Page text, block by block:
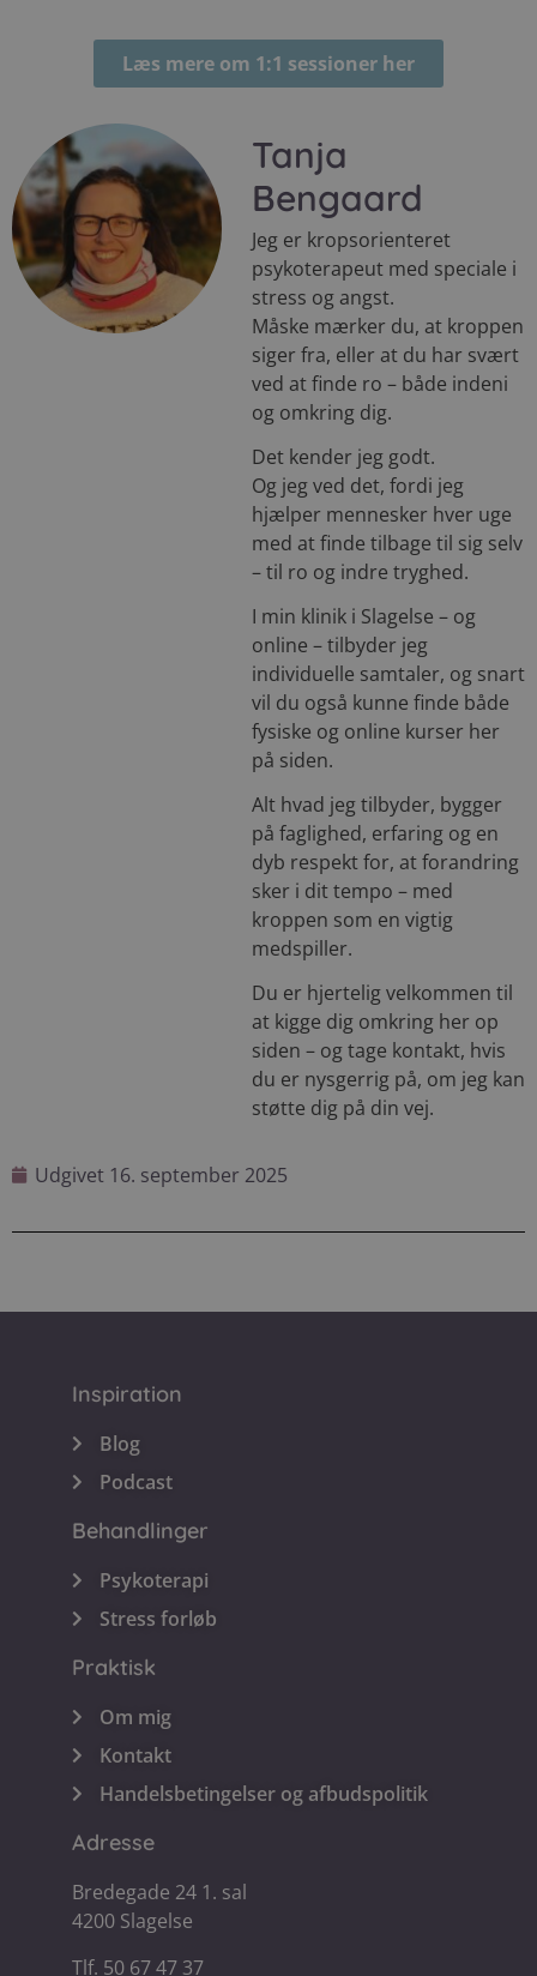
Læs mere om 1:1 sessioner her
Tanja
Bengaard
Jeg er kropsorienteret
psykoterapeut med speciale i
stress og angst.
Måske mærker du, at kroppen
siger fra, eller at du har svært
ved at finde ro – både indeni
og omkring dig.
Det kender jeg godt.
Og jeg ved det, fordi jeg
hjælper mennesker hver uge
med at finde tilbage til sig selv
– til ro og indre tryghed.
I min klinik i Slagelse – og
online – tilbyder jeg
individuelle samtaler, og snart
vil du også kunne finde både
fysiske og online kurser her
på siden.
Alt hvad jeg tilbyder, bygger
på faglighed, erfaring og en
dyb respekt for, at forandring
sker i dit tempo – med
kroppen som en vigtig
medspiller.
Du er hjertelig velkommen til
at kigge dig omkring her op
siden – og tage kontakt, hvis
du er nysgerrig på, om jeg kan
støtte dig på din vej.
Udgivet 16. september 2025
Inspiration
Blog
Podcast
Behandlinger
Psykoterapi
Stress forløb
Praktisk
Om mig
Kontakt
Handelsbetingelser og afbudspolitik
Adresse
Bredegade 24 1. sal
4200 Slagelse
Tlf. 50 67 47 37